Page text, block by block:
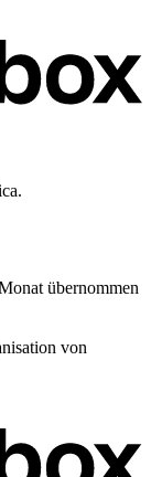
übernommen
von